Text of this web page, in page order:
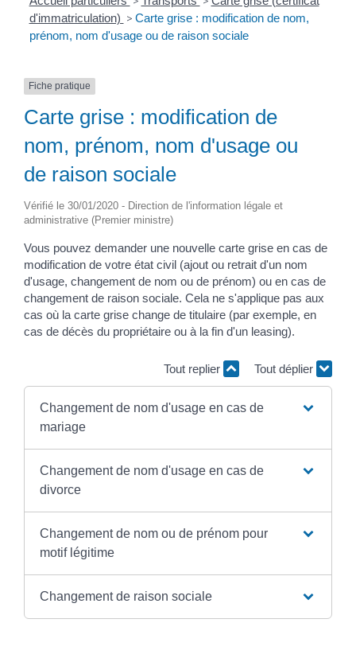
d'immatriculation) > Carte grise : modification de nom,
prénom, nom d'usage ou de raison sociale
Fiche pratique
Carte grise : modification de
nom, prénom, nom d'usage ou
de raison sociale
Vérifié le 30/01/2020 - Direction de l'information légale et
administrative (Premier ministre)
Vous pouvez demander une nouvelle carte grise en cas de
modification de votre état civil (ajout ou retrait d'un nom
d'usage, changement de nom ou de prénom) ou en cas de
changement de raison sociale. Cela ne s'applique pas aux
cas où la carte grise change de titulaire (par exemple, en
cas de décès du propriétaire ou à la fin d'un leasing).
Tout replier Tout déplier
Changement de nom d'usage en cas de
mariage
Changement de nom d'usage en cas de
divorce
Changement de nom ou de prénom pour
motif légitime
Changement de raison sociale